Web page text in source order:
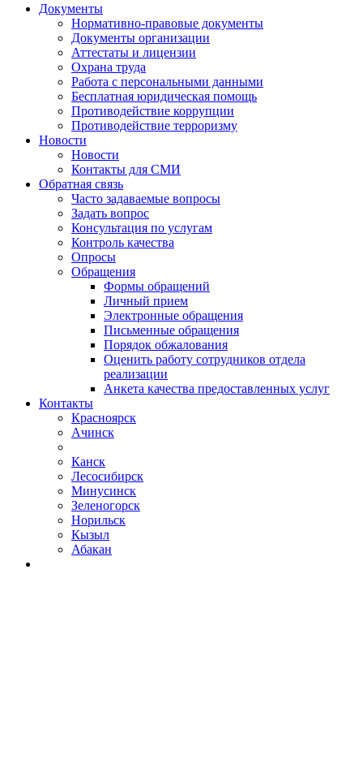
Документы
Нормативно-правовые документы
Документы организации
Аттестаты и лицензии
Охрана труда
Работа с персональными данными
Бесплатная юридическая помощь
Противодействие коррупции
Противодействие терроризму
Новости
Новости
Контакты для СМИ
Обратная связь
Часто задаваемые вопросы
Задать вопрос
Консультация по услугам
Контроль качества
Опросы
Обращения
Формы обращений
Личный прием
Электронные обращения
Письменные обращения
Порядок обжалования
Оценить работу сотрудников отдела
реализации
Анкета качества предоставленных услуг
Контакты
Красноярск
Ачинск
Канск
Лесосибирск
Минусинск
Зеленогорск
Норильск
Кызыл
Абакан